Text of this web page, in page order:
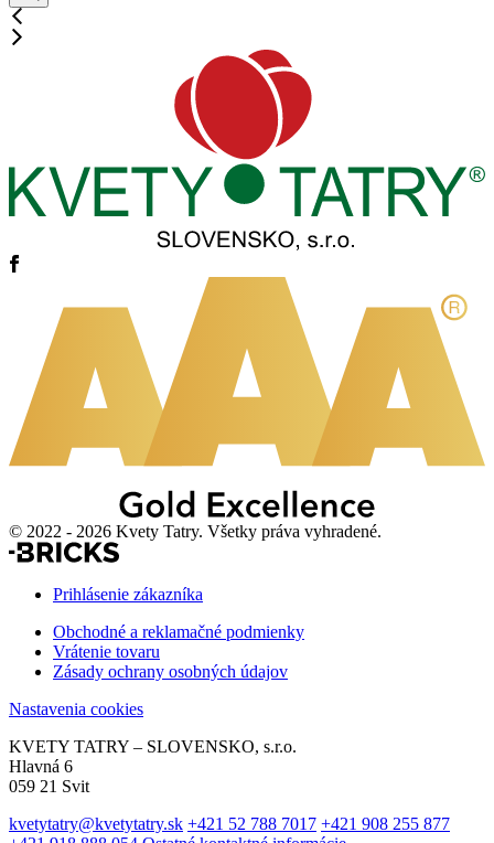
© 2022 - 2026 Kvety Tatry. Všetky práva vyhradené.
Prihlásenie zákazníka
Obchodné a reklamačné podmienky
Vrátenie tovaru
Zásady ochrany osobných údajov
Nastavenia cookies
KVETY TATRY – SLOVENSKO, s.r.o.
Hlavná 6
059 21 Svit
kvetytatry@kvetytatry.sk +421 52 788 7017 +421 908 255 877